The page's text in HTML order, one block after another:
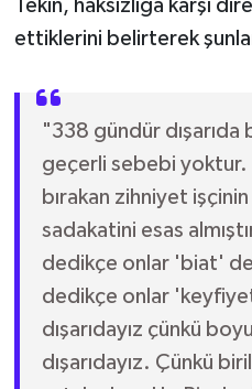
Tekin, haksızlığa karşı
ettiklerini belirterek
"338 gündür dışarıda
geçerli sebebi yoktur.
bırakan zihniyet
sadakatini esas
dedikçe onlar 'biat'
dedikçe onlar
dışarıdayız çünkü
dışarıdayız. Çünkü